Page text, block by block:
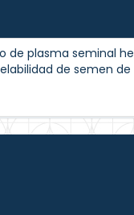
de plasma seminal
de semen de